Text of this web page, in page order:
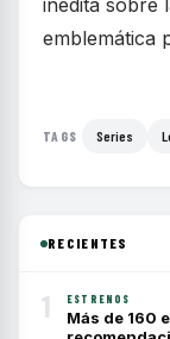
inédita sobre
emblemática
TAGS Series
RECIENTES
1 ESTRENOS
Más de 160